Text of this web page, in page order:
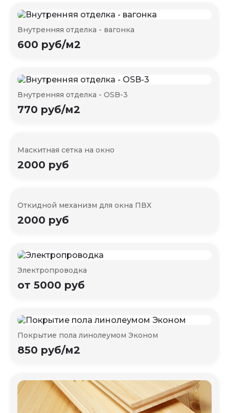
Внутренняя отделка - вагонка
600 руб/м2
Внутренняя отделка - OSB-3
770 руб/м2
Маскитная сетка на окно
2000 руб
Откидной механизм для окна ПВХ
2000 руб
Электропроводка
от 5000 руб
Покрытие пола линолеумом Эконом
850 руб/м2